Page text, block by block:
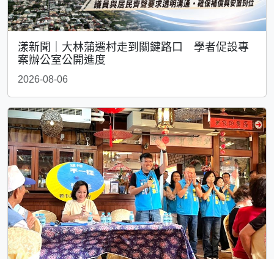
漾新聞｜大林蒲遷村走到關鍵路口 學者促設專
案辦公室公開進度
2026-08-06